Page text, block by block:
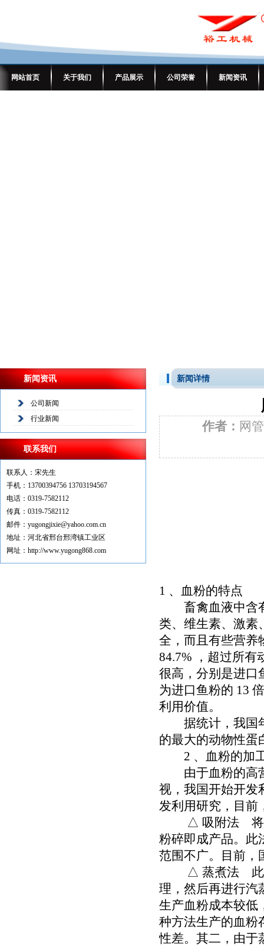
网站首页 关于我们 产品展示 公司荣誉 新闻资讯
新闻资讯
公司新闻
行业新闻
联系我们
联系人：宋先生
手机：13700394756 13703194567
电话：0319-7582112
传真：0319-7582112
邮件：yugongjixie@yahoo.com.cn
地址：河北省邢台邢湾镇工业区
网址：http://www.yugong868.com
新闻详情
作者： 网
1 、血粉的特点
畜禽血液中含有
类、维生素、激素
全，而且有些营养
84.7% ，超过所有
很高，分别是进口
为进口鱼粉的 13
利用价值。
据统计，我国年
的最大的动物性蛋
2 、血粉的加
由于血粉的高营
视，我国开始开发
发利用研究，目前
△ 吸附法 将鲜
粉碎即成产品。此
范围不广。目前，
△ 蒸煮法 此法
理，然后再进行汽
生产血粉成本较低
种方法生产的血粉
性差。其二，由于